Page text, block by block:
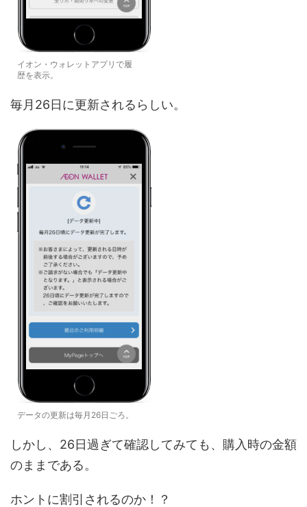
イオン・ウォレットアプリで履
歴を表示。
毎月26日に更新されるらしい。
データの更新は毎月26日ごろ。
しかし、26日過ぎて確認してみても、購入時の金額
のままである。
ホントに割引されるのか！？